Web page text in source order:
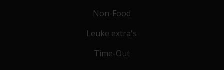
Non-Food
Leuke extra's
Time-Out